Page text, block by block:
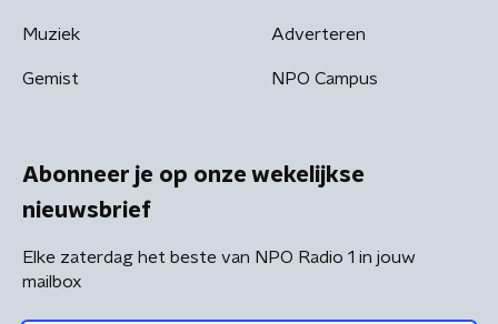
Muziek
Gemist
Adverteren
NPO Campus
Abonneer je op onze wekelijkse
nieuwsbrief
Elke zaterdag het beste van NPO Radio 1 in jouw
mailbox